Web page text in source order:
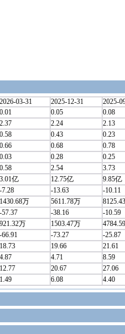
2026-03-31
2025-12-31
2025-
0.01 0.05
0.08
2.37 2.24
2.13
0.58 0.43
0.23
0.66 0.68
0.78
0.03 0.28
0.25
0.58 2.54
3.73
3.01亿 12.75亿
9.85亿
-7.28 -13.63
-10.11
1430.68万 5611.78万
-57.37 -38.16
-10.59
921.32万 1503.47万
-66.91 -73.27
-25.87
18.73 19.66
21.61
4.87 4.71
8.59
12.77 20.67
27.06
1.49 6.08 4.40